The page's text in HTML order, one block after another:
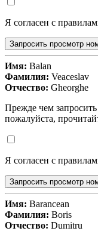
Я согласен с
Запросить просмотр
Имя: Balan
Фамилия: Veaceslav
Отчество: Gheorghe
Прежде чем
пожалуйста,
Я согласен с
Запросить просмотр
Имя: Barancean
Фамилия: Boris
Отчество: Dumitru